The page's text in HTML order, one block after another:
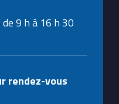
9 h à 16 h 30
rendez-vous